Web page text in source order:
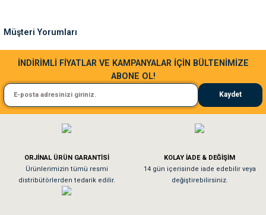
Bu ürüne benzer farklı alternatifler olmalı.
Gönder
Müşteri Yorumları
Sa**** Ta******
Kedim taze mamaya bayıldı kargo fimrasın da bir sorun yaşadım ve arkadaşlar
El**** Ek******
Köpeğim bayıldı hediyeler için teşekkürler
As**** Tu******
Tavşanım kafesinin kalitesine ve paketlemesine bayıldım
İNDİRİMLİ FİYATLAR VE KAMPANYALAR İÇİN BÜLTENİMİZE
ABONE OL!
Kaydet
ORJİNAL ÜRÜN GARANTİSİ
Ürünlerimizin tümü resmi
distribütörlerden tedarik edilir.
KOLAY İADE & DEĞİŞİM
14 gün içerisinde iade edebilir veya
değiştirebilirsiniz.